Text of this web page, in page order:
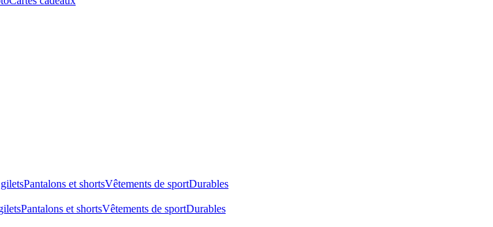
Pantalons et shortsVêtements de sportDurables
Pantalons et shortsVêtements de sportDurables